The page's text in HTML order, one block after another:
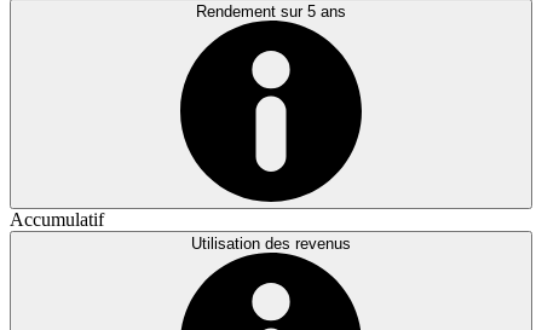
Rendement sur 5 ans
Accumulatif
Utilisation des revenus